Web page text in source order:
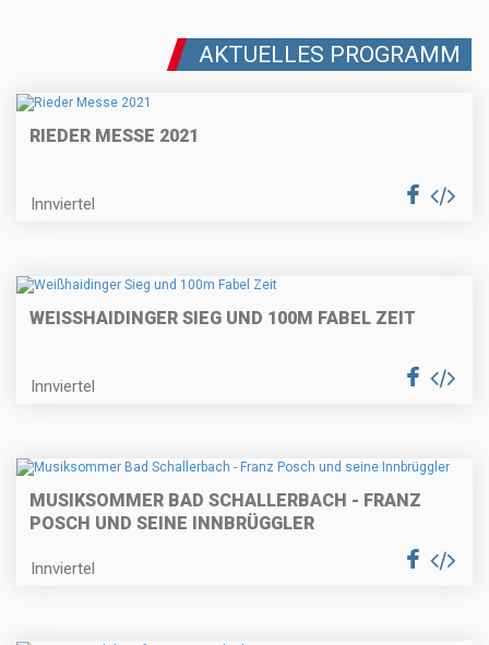
AKTUELLES PROGRAMM
RIEDER MESSE 2021
Innviertel
WEISSHAIDINGER SIEG UND 100M FABEL ZEIT
Innviertel
MUSIKSOMMER BAD SCHALLERBACH - FRANZ
POSCH UND SEINE INNBRÜGGLER
Innviertel